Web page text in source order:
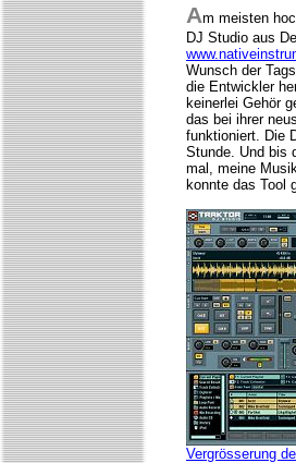
Am meisten
DJ Studio aus
Wunsch der
die Entwickler
keinerlei Gehör
das bei ihrer
funktioniert. Die
Stunde. Und bis
mal, meine
konnte das Tool
Vergrösserung